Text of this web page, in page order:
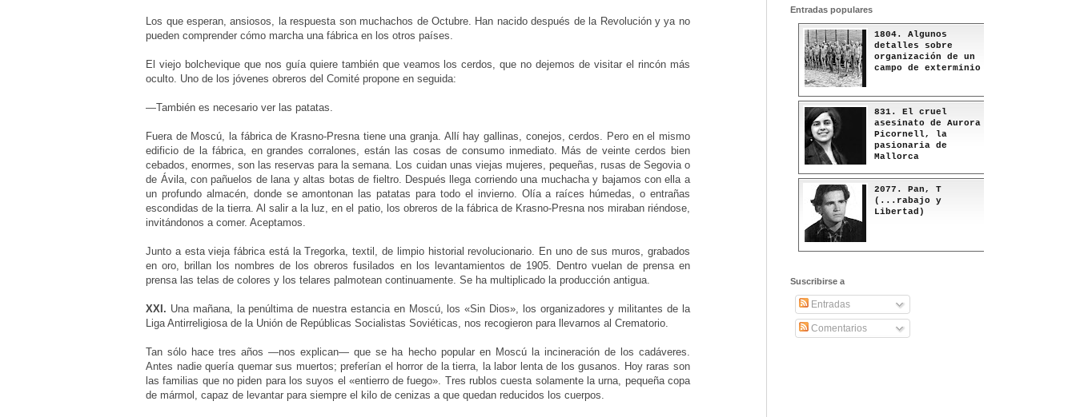
Los que esperan, ansiosos, la respuesta son muchachos de Octubre. Han nacido después de la Revolución y ya no
pueden comprender cómo marcha una fábrica en los otros países.
El viejo bolchevique que nos guía quiere también que veamos los cerdos, que no dejemos de visitar el rincón más
oculto. Uno de los jóvenes obreros del Comité propone en seguida:
—También es necesario ver las patatas.
Fuera de Moscú, la fábrica de Krasno-Presna tiene una granja. Allí hay gallinas, conejos, cerdos. Pero en el mismo
edificio de la fábrica, en grandes corralones, están las cosas de consumo inmediato. Más de veinte cerdos bien
cebados, enormes, son las reservas para la semana. Los cuidan unas viejas mujeres, pequeñas, rusas de Segovia o
de Ávila, con pañuelos de lana y altas botas de fieltro. Después llega corriendo una muchacha y bajamos con ella a
un profundo almacén, donde se amontonan las patatas para todo el invierno. Olía a raíces húmedas, o entrañas
escondidas de la tierra. Al salir a la luz, en el patio, los obreros de la fábrica de Krasno-Presna nos miraban riéndose,
invitándonos a comer. Aceptamos.
Junto a esta vieja fábrica está la Tregorka, textil, de limpio historial revolucionario. En uno de sus muros, grabados
en oro, brillan los nombres de los obreros fusilados en los levantamientos de 1905. Dentro vuelan de prensa en
prensa las telas de colores y los telares palmotean continuamente. Se ha multiplicado la producción antigua.
XXI. Una mañana, la penúltima de nuestra estancia en Moscú, los «Sin Dios», los organizadores y militantes de la
Liga Antirreligiosa de la Unión de Repúblicas Socialistas Soviéticas, nos recogieron para llevarnos al Crematorio.
Tan sólo hace tres años —nos explican— que se ha hecho popular en Moscú la incineración de los cadáveres.
Antes nadie quería quemar sus muertos; preferían el horror de la tierra, la labor lenta de los gusanos. Hoy raras son
las familias que no piden para los suyos el «entierro de fuego». Tres rublos cuesta solamente la urna, pequeña copa
de mármol, capaz de levantar para siempre el kilo de cenizas a que quedan reducidos los cuerpos.
Entradas populares
1804. Algunos
detalles sobre
organización de un
campo de exterminio
831. El cruel
asesinato de Aurora
Picornell, la
pasionaria de
Mallorca
2077. Pan, T
(...rabajo y
Libertad)
Suscribirse a
Entradas
Comentarios